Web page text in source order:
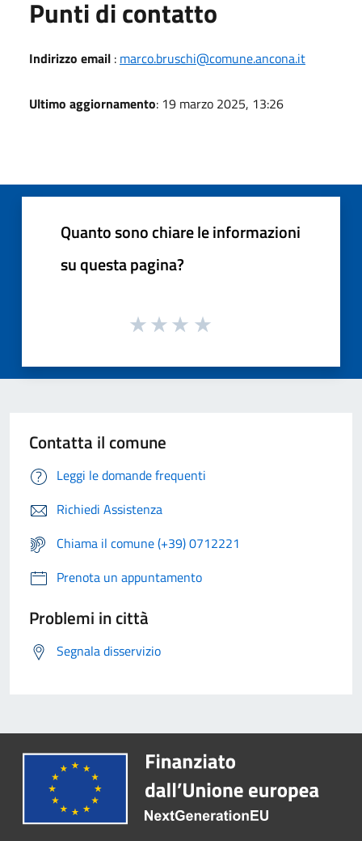
Punti di contatto
Indirizzo email : marco.bruschi@comune.ancona.it
Ultimo aggiornamento: 19 marzo 2025, 13:26
Quanto sono chiare le informazioni
su questa pagina?
Contatta il comune
Leggi le domande frequenti
Richiedi Assistenza
Chiama il comune (+39) 0712221
Prenota un appuntamento
Problemi in città
Segnala disservizio